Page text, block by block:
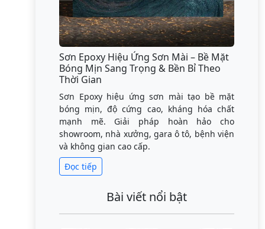
Sơn Epoxy Hiệu Ứng Sơn Mài – Bề Mặt
Bóng Mịn Sang Trọng & Bền Bỉ Theo
Thời Gian
Sơn Epoxy hiệu ứng sơn mài tạo bề mặt
bóng mịn, độ cứng cao, kháng hóa chất
mạnh mẽ. Giải pháp hoàn hảo cho
showroom, nhà xưởng, gara ô tô, bệnh viện
và không gian cao cấp.
Đọc tiếp
Bài viết nổi bật